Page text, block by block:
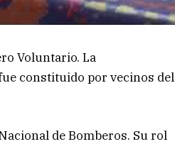
Voluntario. La
constituido por vecinos del
de Bomberos. Su rol